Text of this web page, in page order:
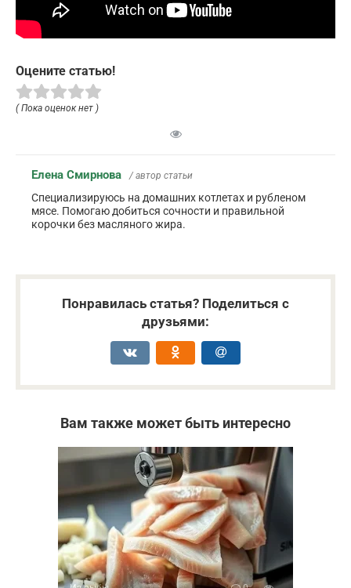
Оцените статью!
( Пока оценок нет )
Елена Смирнова / автор статьи
Специализируюсь на домашних котлетах и рубленом
мясе. Помогаю добиться сочности и правильной
корочки без масляного жира.
Понравилась статья? Поделиться с
друзьями:
Вам также может быть интересно